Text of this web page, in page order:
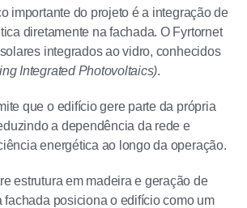
importante do projeto é a integração de
diretamente na fachada. O Fyrtornet
integrados ao vidro, conhecidos
Integrated Photovoltaics).
que o edifício gere parte da própria
a dependência da rede e
energética ao longo da operação.
estrutura em madeira e geração de
fachada posiciona o edifício como um